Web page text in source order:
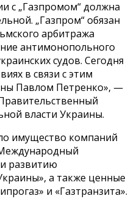
с „Газпромом“ должна
„Газпром“ обязан
арбитража
антимонопольного
судов. Сегодня
в связи с этим
Павлом Петренко», —
власти Украины.
имущество компаний
развитию
а также ценные
и «Газтранзита».